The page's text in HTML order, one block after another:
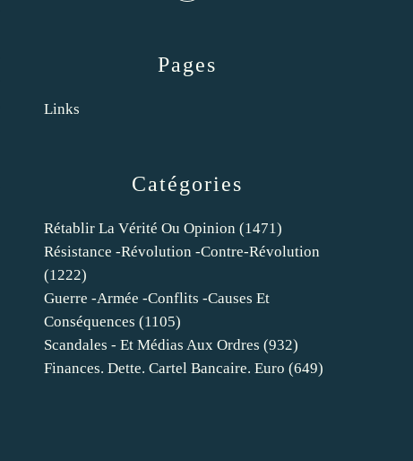
Catégories
Rétablir La Vérité Ou Opinion (1471)
Résistance -révolution -contre-Révolution
(1222)
Guerre -armée -conflits -causes Et
Conséquences (1105)
Scandales - Et Médias Aux Ordres (932)
Finances. Dette. Cartel Bancaire. Euro (649)
Pages
Links